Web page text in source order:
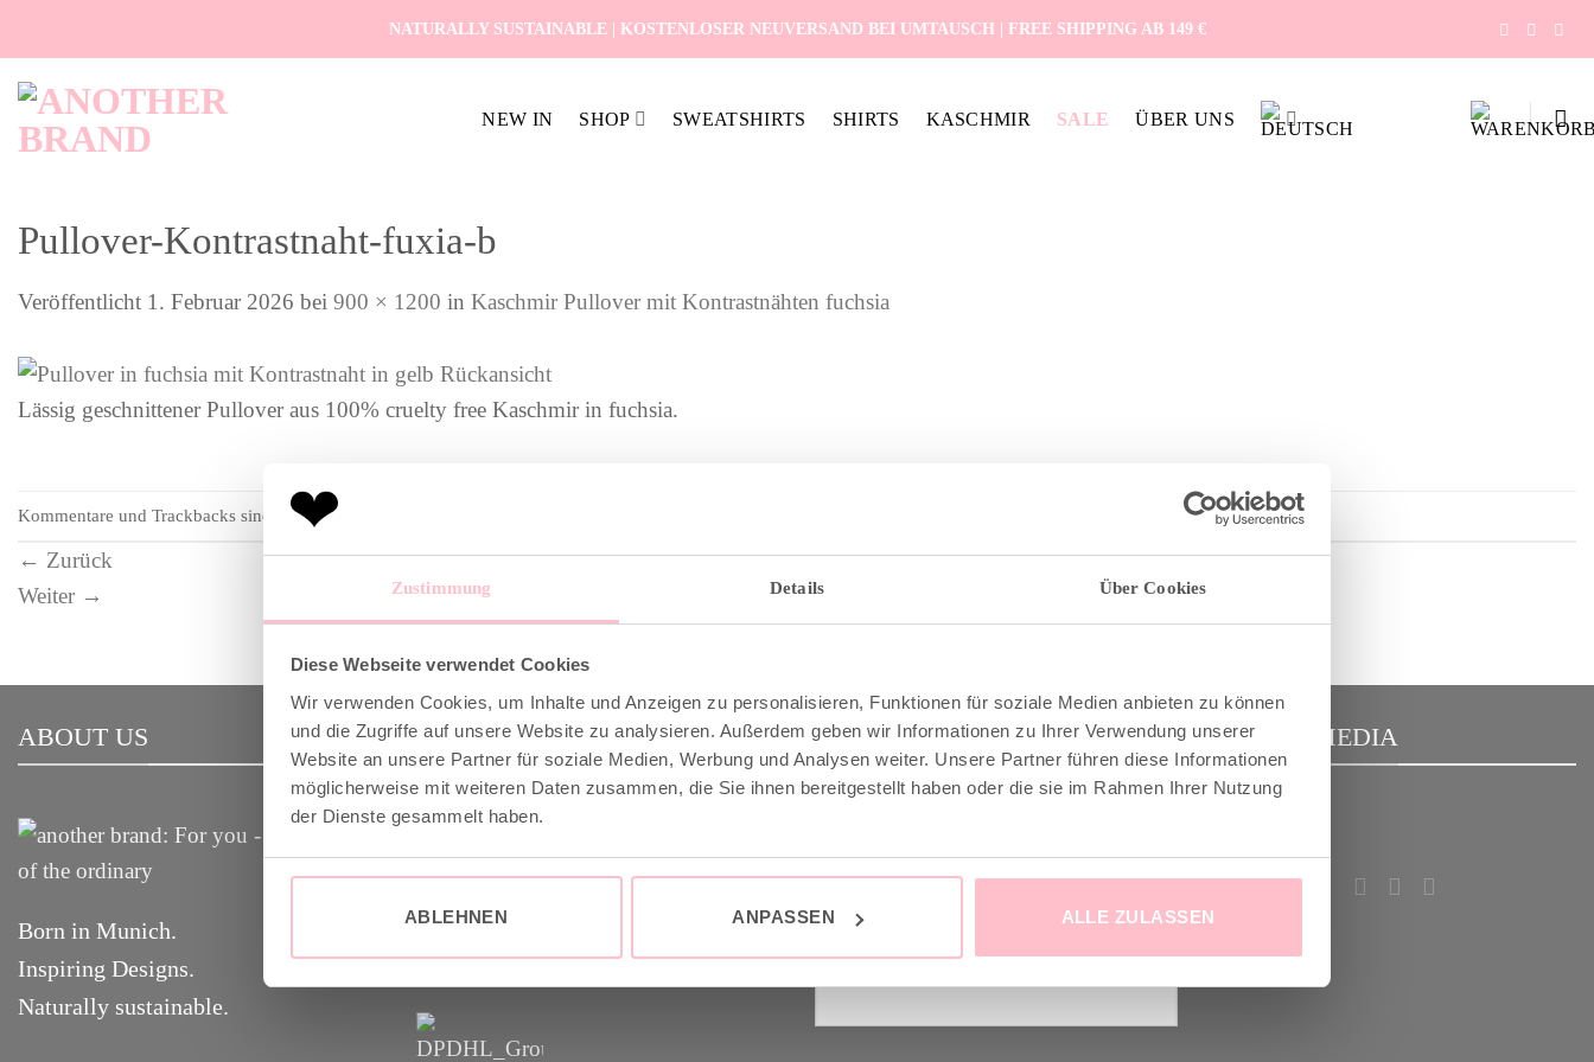
Zustimmung Details Über Cookies
Diese Webseite verwendet Cookies
Wir verwenden Cookies, um Inhalte und Anzeigen zu personalisieren, Funktionen für soziale Medien anbieten zu können
und die Zugriffe auf unsere Website zu analysieren. Außerdem geben wir Informationen zu Ihrer Verwendung unserer
Website an unsere Partner für soziale Medien, Werbung und Analysen weiter. Unsere Partner führen diese Informationen
möglicherweise mit weiteren Daten zusammen, die Sie ihnen bereitgestellt haben oder die sie im Rahmen Ihrer Nutzung
der Dienste gesammelt haben.
ABLEHNEN ANPASSEN ALLE ZULASSEN
springen
NATURALLY SUSTAINABLE | KOSTENLOSER NEUVERSAND BEI UMTAUSCH | FREE SHIPPING AB 149 €
NEW IN SHOP SWEATSHIRTS SHIRTS KASCHMIR SALE ÜBER UNS
Pullover-Kontrastnaht-fuxia-b
Veröffentlicht 1. Februar 2026 bei 900 × 1200 in Kaschmir Pullover mit Kontrastnähten fuchsia
Lässig geschnittener Pullover aus 100% cruelty free Kaschmir in fuchsia.
Kommentare und Trackbacks sind derzeit geschlossen.
← Zurück
Weiter →
ABOUT US
Born in Munich.
Inspiring Designs.
Naturally sustainable.
VERSAND & INFO
✓ Klimaneutraler Versand mit DHL /
GoGreen
GOOD-NEWS-LETTER
Letter und spare 10% bei deinem
nächsten Einkauf. YEAH!
Vorname
SOCIAL MEDIA